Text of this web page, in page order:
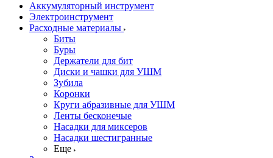
Аккумуляторный инструмент
Электроинструмент
Расходные материалы
Биты
Буры
Держатели для бит
Диски и чашки для УШМ
Зубила
Коронки
Круги абразивные для УШМ
Ленты бесконечые
Насадки для миксеров
Насадки шестигранные
Еще